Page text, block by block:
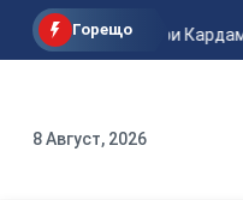
Горещо
МО: Дронът при Кардам е
8 Август, 2026